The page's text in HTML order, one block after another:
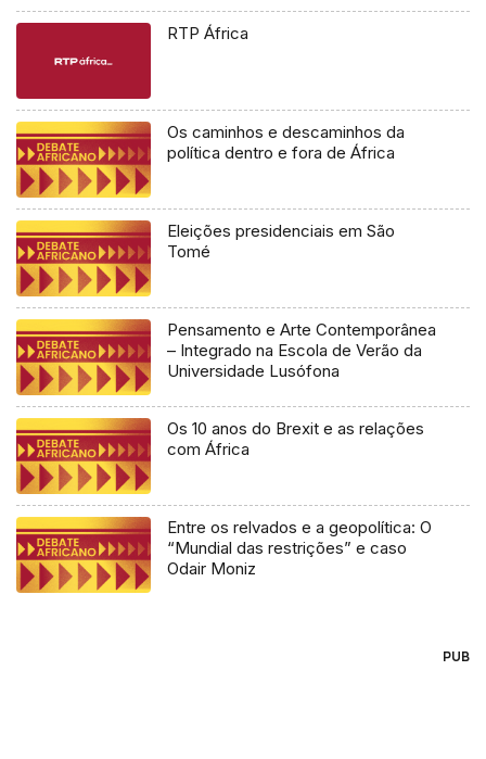
RTP África
Os caminhos e descaminhos da
política dentro e fora de África
Eleições presidenciais em São
Tomé
Pensamento e Arte Contemporânea
– Integrado na Escola de Verão da
Universidade Lusófona
Os 10 anos do Brexit e as relações
com África
Entre os relvados e a geopolítica: O
“Mundial das restrições” e caso
Odair Moniz
PUB